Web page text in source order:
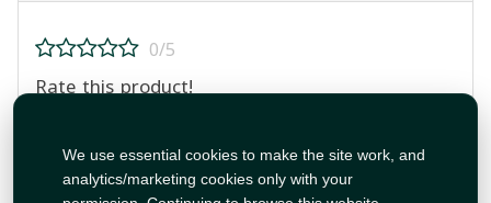
We use essential cookies to make the site work, and
analytics/marketing cookies only with your
0/5
Rate this product!